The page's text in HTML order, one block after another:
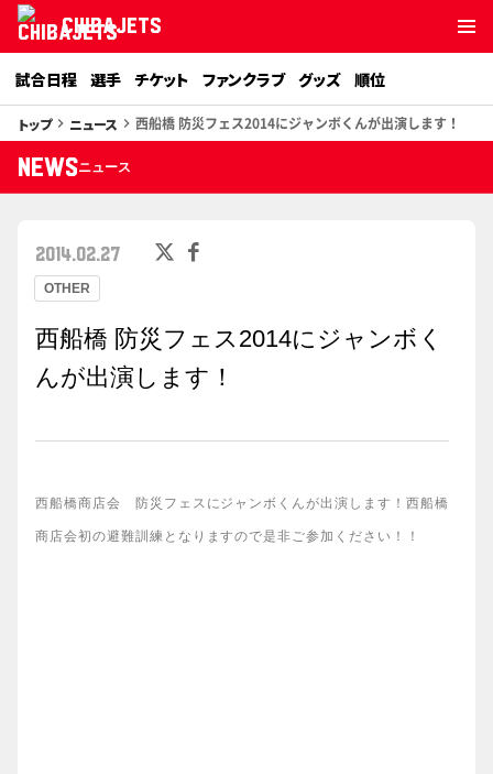
CHIBAJETS
試合日程 選手 チケット ファンクラブ グッズ 順位
トップkeyboard_arrow_right ニュース keyboard_arrow_right 西船橋 防災フェス2014にジャンボくんが出演します！
NEWSニュース
OTHER
2014.02.27
西船橋 防災フェス2014にジャンボく
んが出演します！
西船橋商店会 防災フェスにジャンボくんが出演します！西船橋
商店会初の避難訓練となりますので是非ご参加ください！！